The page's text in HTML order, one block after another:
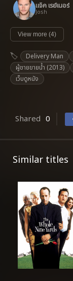
แจ็ค เรย์เนอร์
Josh
View more (4)
Delivery Man
ผู้ชายขายน้ำ (2013)
เว็บดูหนัง
Shared 0
Similar titles